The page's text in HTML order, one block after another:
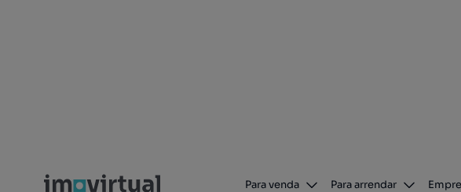
Para venda Para arrendar